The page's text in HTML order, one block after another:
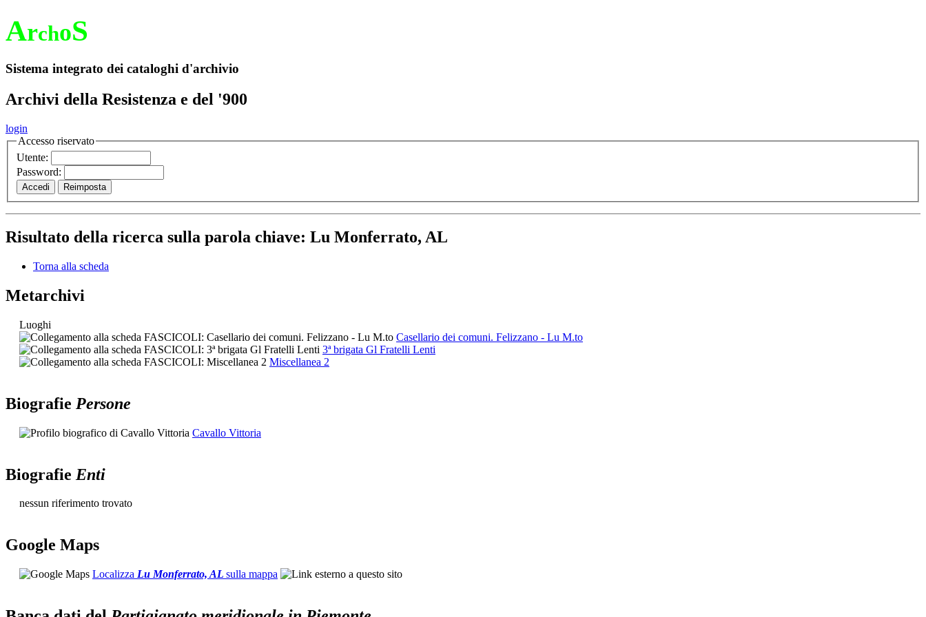
ArchoS
Sistema integrato dei cataloghi d'archivio
Archivi della Resistenza e del '900
login
Accesso riservato
Utente:
Password:
Risultato della ricerca sulla parola chiave: Lu Monferrato, AL
Torna alla scheda
Metarchivi
Luoghi
Casellario dei comuni. Felizzano - Lu M.to
3ª brigata Gl Fratelli Lenti
Miscellanea 2
Biografie Persone
Cavallo Vittoria
Biografie Enti
nessun riferimento trovato
Google Maps
Localizza Lu Monferrato, AL sulla mappa